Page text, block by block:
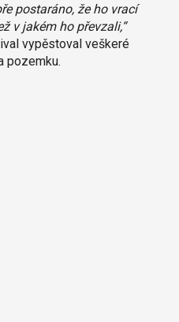
postaráno, že ho vrací
v jakém ho převzali,“
vypěstoval veškeré
pozemku.